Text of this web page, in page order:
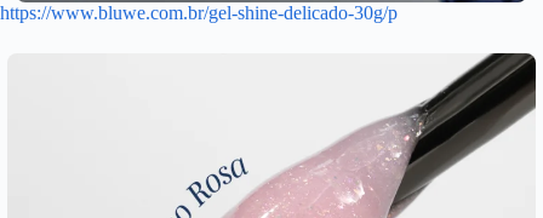
https://www.bluwe.com.br/gel-shine-delicado-30g/p